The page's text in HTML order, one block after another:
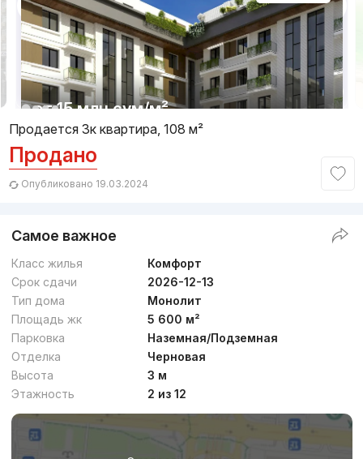
от15 млн сум/м²
Сдан 2025,
ЖК «Parkent Gardens»
от сум/м²
Сдан 2022,Danat
3к квартира, 83 м²
1/7
Продается 3к квартира, 108 м²
Продано
Опубликовано 19.03.2024
Самое важное
Класс жилья
Комфорт
Срок сдачи
2026-12-13
Тип дома
Монолит
Площадь жк
5 600 м²
Парковка
Наземная/Подземная
Отделка
Черновая
Высота
3 м
Этажность
2 из 12